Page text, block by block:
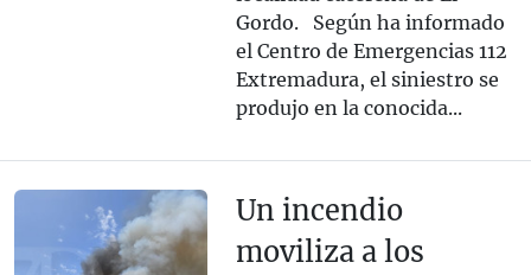
Gordo. Según ha informado
el Centro de Emergencias 112
Extremadura, el siniestro se
produjo en la conocida...
Un incendio
moviliza a los